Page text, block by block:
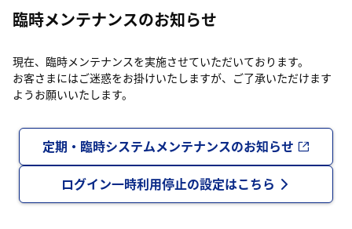
臨時メンテナンスのお知らせ
現在、臨時メンテナンスを実施させていただいております。
お客さまにはご迷惑をお掛けいたしますが、ご了承いただけます
ようお願いいたします。
定期・臨時システムメンテナンスのお知らせ
ログイン一時利用停止の設定はこちら